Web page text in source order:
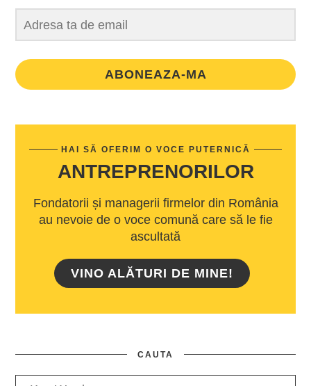
ABONEAZA-MA
HAI SĂ OFERIM O VOCE PUTERNICĂ
ANTREPRENORILOR
Fondatorii și managerii firmelor din România
au nevoie de o voce comună care să le fie
ascultată
VINO ALĂTURI DE MINE!
CAUTA